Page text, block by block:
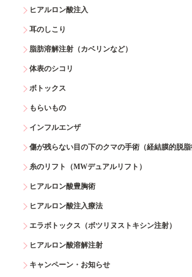
ヒアルロン酸注入
耳のしこり
脂肪溶解注射（カベリンなど）
体表のシコリ
ボトックス
もらいもの
インフルエンザ
傷が残らない目の下のクマの手術（経結膜的脱脂
糸のリフト（MWデュアルリフト）
ヒアルロン酸豊胸術
ヒアルロン酸注入療法
エラボトックス（ボツリヌストキシン注射）
ヒアルロン酸溶解注射
キャンペーン・お知らせ